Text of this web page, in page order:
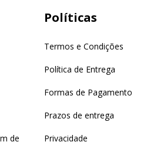
de
Políticas
Termos e Condições
Política de Entrega
Formas de Pagamento
Prazos de entrega
Privacidade